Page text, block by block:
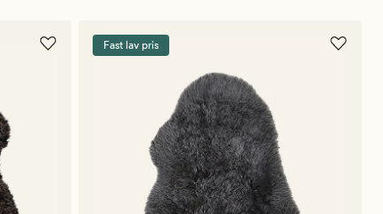
Fast lav pris